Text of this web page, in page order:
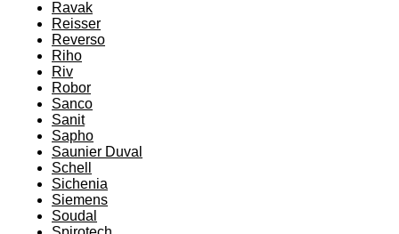
Ravak
Reisser
Reverso
Riho
Riv
Robor
Sanco
Sanit
Sapho
Saunier Duval
Schell
Sichenia
Siemens
Soudal